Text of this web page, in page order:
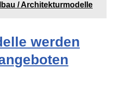
/ Architekturmodelle
werden